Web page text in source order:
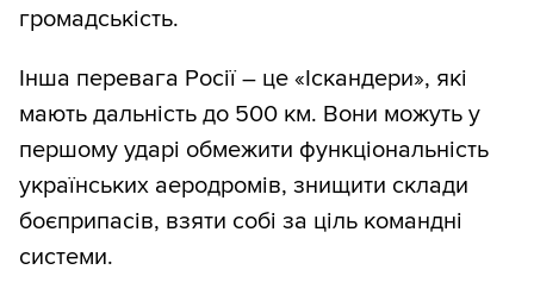
громадськість.
Інша перевага Росії – це «Іскандери», які
мають дальність до 500 км. Вони можуть у
першому ударі обмежити функціональність
українських аеродромів, знищити склади
боєприпасів, взяти собі за ціль командні
системи.